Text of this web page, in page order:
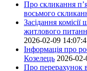
Про скликання
восьмого
Засідання
житлового
2026-02-09
Інформація про
Козелець 2026-02-
Про перерахунок